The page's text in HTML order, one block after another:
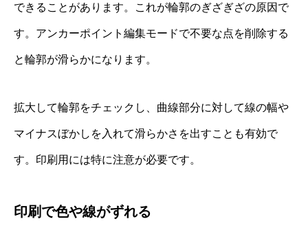
できることがあります。これが輪郭のぎざぎざの原因で
す。アンカーポイント編集モードで不要な点を削除する
と輪郭が滑らかになります。
拡大して輪郭をチェックし、曲線部分に対して線の幅や
マイナスぼかしを入れて滑らかさを出すことも有効で
す。印刷用には特に注意が必要です。
印刷で色や線がずれる